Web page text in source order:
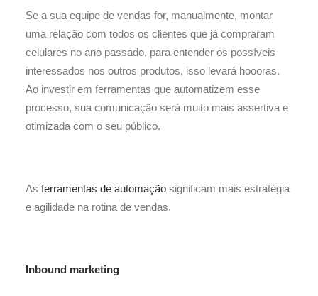
Se a sua equipe de vendas for, manualmente, montar
uma relação com todos os clientes que já compraram
celulares no ano passado, para entender os possíveis
interessados nos outros produtos, isso levará hoooras.
Ao investir em ferramentas que automatizem esse
processo, sua comunicação será muito mais assertiva e
otimizada com o seu público.
As ferramentas de automação significam mais estratégia
e agilidade na rotina de vendas.
Inbound marketing